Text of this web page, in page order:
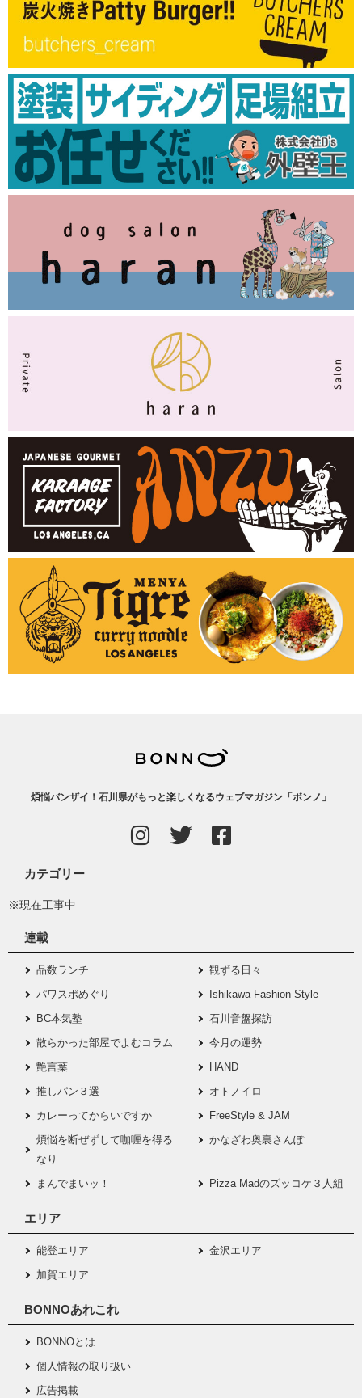
煩悩バンザイ！石川県がもっと楽しくなるウェブマガジン「ボンノ」
カテゴリー
※現在工事中
連載
品数ランチ
観ずる日々
パワスポめぐり
Ishikawa Fashion Style
BC本気塾
石川音盤探訪
散らかった部屋でよむコラム
今月の運勢
艶言葉
HAND
推しパン３選
オトノイロ
カレーってからいですか
FreeStyle & JAM
煩悩を断ぜずして咖喱を得る
なり
かなざわ奥裏さんぽ
まんでまいッ！ Pizza Madのズッコケ３人組
エリア
能登エリア
金沢エリア
加賀エリア
BONNOあれこれ
BONNOとは
個人情報の取り扱い
広告掲載